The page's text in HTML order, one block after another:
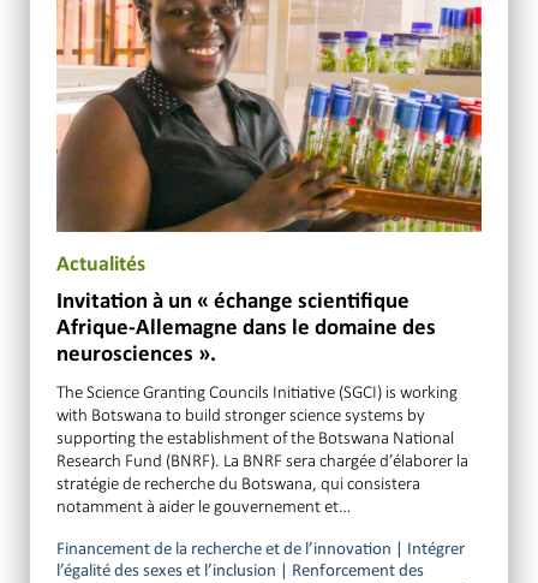
Actualités
Invitation à un « échange scientifique
Afrique-Allemagne dans le domaine des
neurosciences ».
The Science Granting Councils Initiative (SGCI) is working
with Botswana to build stronger science systems by
supporting the establishment of the Botswana National
Research Fund (BNRF). La BNRF sera chargée d’élaborer la
stratégie de recherche du Botswana, qui consistera
notamment à aider le gouvernement et…
Financement de la recherche et de l’innovation
Intégrer
l’égalité des sexes et l’inclusion
Renforcement des